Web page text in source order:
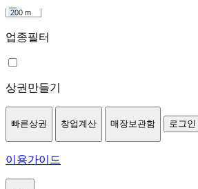
200 m
업종필터
상권만들기
빠른상권 창업계산 매장보관함 로그인
이용가이드